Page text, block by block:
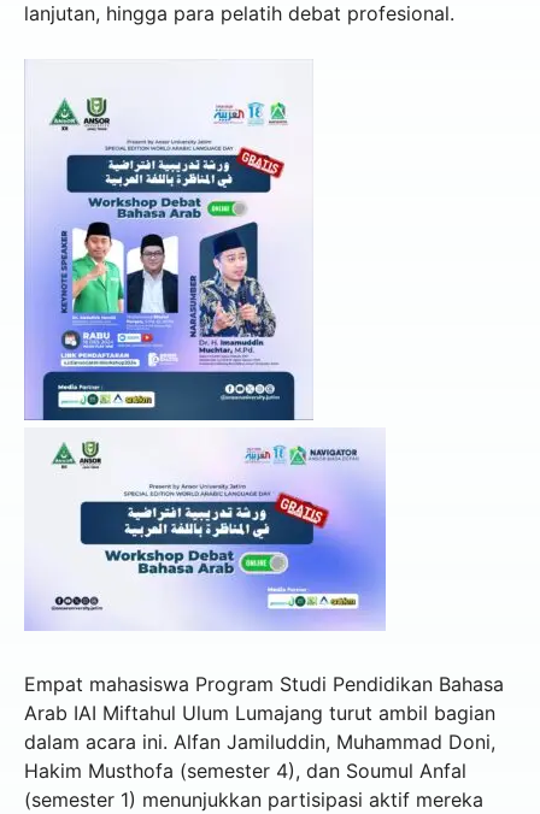
lanjutan, hingga para pelatih debat profesional.
Empat mahasiswa Program Studi Pendidikan Bahasa
Arab IAI Miftahul Ulum Lumajang turut ambil bagian
dalam acara ini. Alfan Jamiluddin, Muhammad Doni,
Hakim Musthofa (semester 4), dan Soumul Anfal
(semester 1) menunjukkan partisipasi aktif mereka